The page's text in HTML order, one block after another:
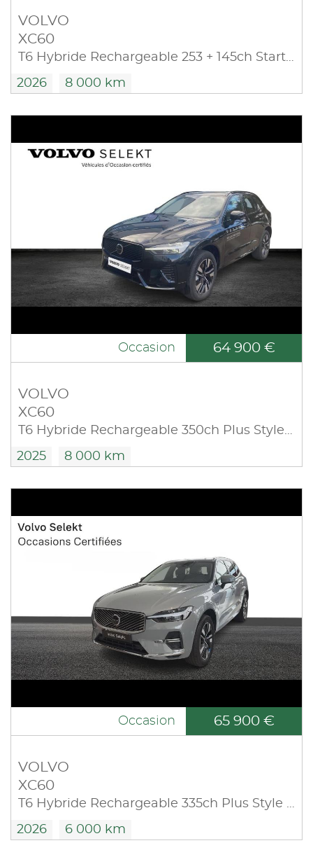
VOLVO
XC60
T6 Hybride Rechargeable 253 + 145ch Start Geartronic 8 AWD
2026 8 000 km
Occasion 64 900 €
VOLVO
XC60
T6 Hybride Rechargeable 350ch Plus Style Dark Geartronic 8 AWD
2025 8 000 km
Occasion 65 900 €
VOLVO
XC60
T6 Hybride Rechargeable 335ch Plus Style Chrome Geartronic 8
2026 6 000 km